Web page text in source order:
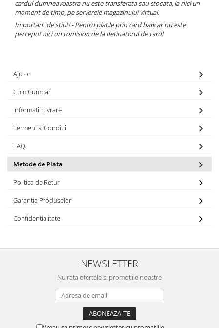
cardul dumneavoastra nu este transferata sau stocata, la nici un
moment de timp, pe serverele magazinului virtual.
Important de stiut! - Pentru platile prin card bancar nu este
perceput nici un comision de la detinatorul de card!
Ajutor
Cum Cumpar
Informatii Livrare
Termeni si Conditii
FAQ
Metode de Plata
Politica de Retur
Garantia Produselor
Confidentialitate
NEWSLETTER
Nu rata ofertele si promotiile noastre